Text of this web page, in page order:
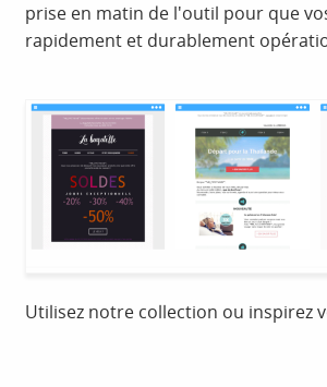
prise en matin de l'outil pour que
rapidement et durablement
Utilisez notre collection ou inspirez